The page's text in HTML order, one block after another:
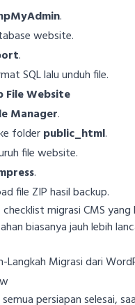
.
website.
.
SQL lalu unduh file.
File Website
Manager.
folderpublic_html.
file website.
.
file ZIP hasil backup.
checklist migrasi CMS
biasanya jauh lebih
Langkah Migrasi dari
persiapan selesai,